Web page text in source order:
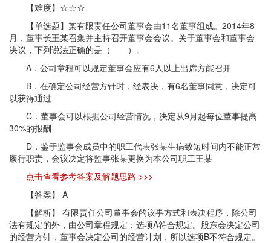
【难度】☆☆☆
【单选题】某有限责任公司董事会由11名董事组成。2014年8
月，董事长王某召集并主持召开董事会会议。关于董事会和董事会
决议，下列说法正确的是（ ）。
A．公司章程可以规定董事会应有6人以上出席方能召开
B．在确定公司经营方针时，经表决，有6名董事同意，决定可
以获得通过
C．董事会可以根据公司经营情况，决定从9月起每位董事提高
30%的报酬
D．鉴于监事会成员中的职工代表张某生病致短时间内不能正常
履行职责，会议决定将监事张某更换为本公司职工王某
点击查看参考答案及解题思路 >>>
【答案】 A
【解析】 有限责任公司董事会的议事方式和表决程序，除公司
法有规定的外，由公司章程规定；选项A符合规定。股东会决定公司
的经营方针，董事会决定公司的经营计划，所以选项B不符合规定。